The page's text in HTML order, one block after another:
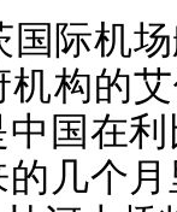
国际机
机构的
国在
的几个